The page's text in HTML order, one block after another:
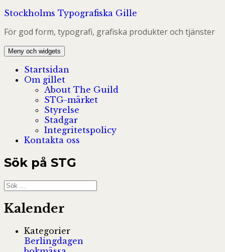
Hoppa
innehåll
Stockholms Typografiska Gille
För god form, typografi, grafiska produkter och tjänster
Meny och widgets
Startsidan
Om gillet
About The Guild
STG-märket
Styrelse
Stadgar
Integritetspolicy
Kontakta oss
Sök på STG
Sök
efter:
Kalender
Kategorier
Berlingdagen